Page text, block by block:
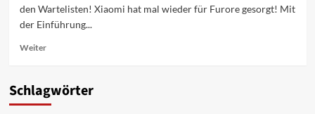
den Wartelisten! Xiaomi hat mal wieder für Furore gesorgt! Mit
der Einführung...
WeiterMehr
Xiaomi
YU7:
Schlagwörter